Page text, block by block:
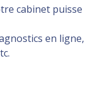
cabinet puisse
en ligne,